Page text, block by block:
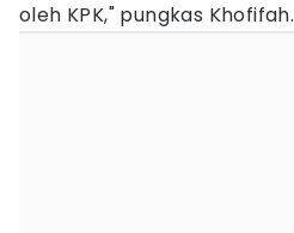
oleh KPK," pungkas Khofifah.